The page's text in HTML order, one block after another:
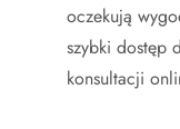
oczekują
szybki dostęp
konsultacji